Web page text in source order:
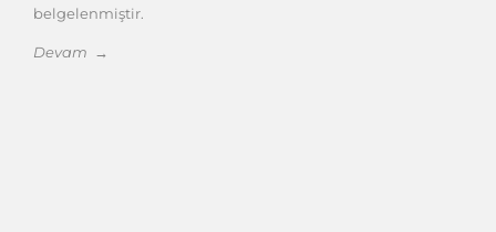
belgelenmiştir.
Devam →